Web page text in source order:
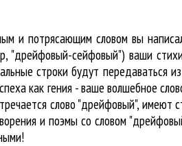
и потрясающим словом вы
"дрейфовый-сейфовый") ваши
строки будут передаваться
как гения - ваше волшебное
слово "дрейфовый", имеют
и поэмы со словом